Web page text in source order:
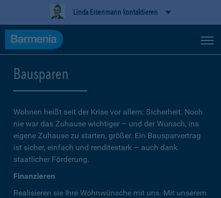
Linda Eisenmann kontaktieren
Bausparen
Wohnen heißt seit der Krise vor allem: Sicherheit. Noch
nie war das Zuhause wichtiger – und der Wunsch, ins
eigene Zuhause zu starten, größer. Ein Bausparvertrag
ist sicher, einfach und renditestark – auch dank
staatlicher Förderung.
Finanzieren
Realisieren sie Ihre Wohnwünsche mit uns. Mit unserem